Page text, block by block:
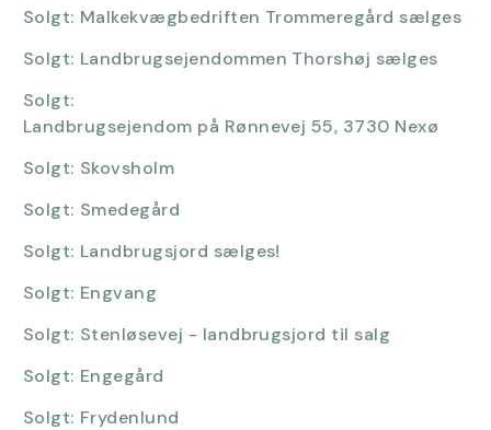
Solgt: Malkekvægbedriften Trommeregård sælges
Solgt: Landbrugsejendommen Thorshøj sælges
Solgt:
Landbrugsejendom på Rønnevej 55, 3730 Nexø
Solgt: Skovsholm
Solgt: Smedegård
Solgt: Landbrugsjord sælges!
Solgt: Engvang
Solgt: Stenløsevej - landbrugsjord til salg
Solgt: Engegård
Solgt: Frydenlund